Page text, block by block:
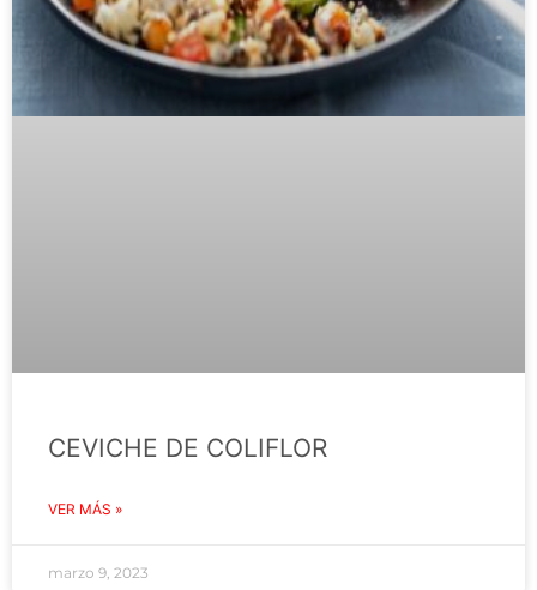
CEVICHE DE COLIFLOR
VER MÁS »
marzo 9, 2023